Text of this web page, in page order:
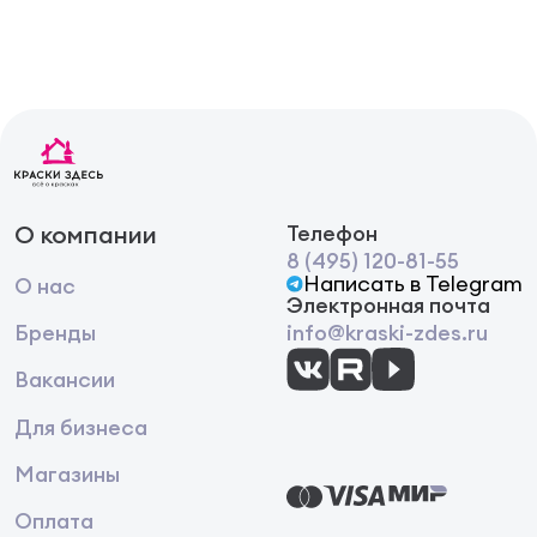
другим растворителем, содержащимся в основе
декоративного материала.
О компании
О нас
Бренды
Вакансии
Для бизнеса
Магазины
Оплата
Телефон
8 (495) 120-81-55
Написать в Telegram
Электронная почта
info@kraski-zdes.ru